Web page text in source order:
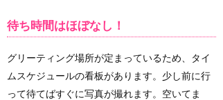
待ち時間はほぼなし！
グリーティング場所が定まっているため、タイ
ムスケジュールの看板があります。少し前に行
って待てばすぐに写真が撮れます。空いてま